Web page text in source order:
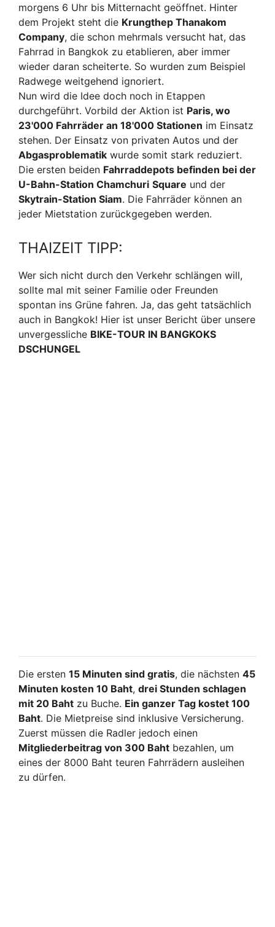
morgens 6 Uhr bis Mitternacht geöffnet. Hinter
dem Projekt steht die Krungthep Thanakom
Company, die schon mehrmals versucht hat, das
Fahrrad in Bangkok zu etablieren, aber immer
wieder daran scheiterte. So wurden zum Beispiel
Radwege weitgehend ignoriert.
Nun wird die Idee doch noch in Etappen
durchgeführt. Vorbild der Aktion ist Paris, wo
23'000 Fahrräder an 18'000 Stationen im Einsatz
stehen. Der Einsatz von privaten Autos und der
Abgasproblematik wurde somit stark reduziert.
Die ersten beiden Fahrraddepots befinden bei der
U-Bahn-Station Chamchuri Square und der
Skytrain-Station Siam. Die Fahrräder können an
jeder Mietstation zurückgegeben werden.
THAIZEIT TIPP:
Wer sich nicht durch den Verkehr schlängen will,
sollte mal mit seiner Familie oder Freunden
spontan ins Grüne fahren. Ja, das geht tatsächlich
auch in Bangkok! Hier ist unser Bericht über unsere
unvergessliche BIKE-TOUR IN BANGKOKS
DSCHUNGEL
Die ersten 15 Minuten sind gratis, die nächsten 45
Minuten kosten 10 Baht, drei Stunden schlagen
mit 20 Baht zu Buche. Ein ganzer Tag kostet 100
Baht. Die Mietpreise sind inklusive Versicherung.
Zuerst müssen die Radler jedoch einen
Mitgliederbeitrag von 300 Baht bezahlen, um
eines der 8000 Baht teuren Fahrrädern ausleihen
zu dürfen.